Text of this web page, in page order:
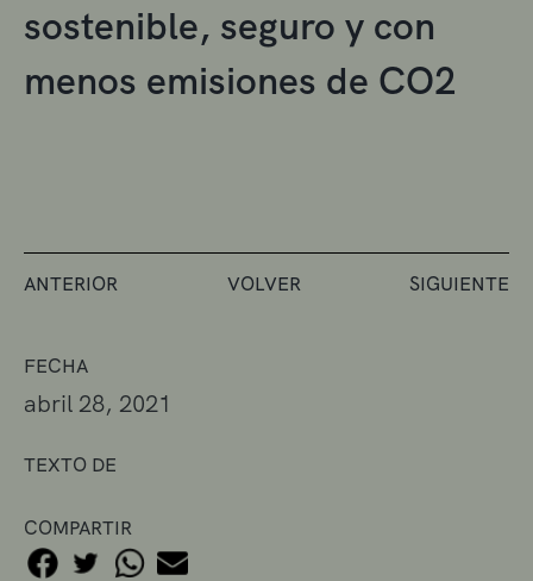
FECHA
abril 28, 2021
TEXTO DE
COMPARTIR
sostenible, seguro y con
menos emisiones de CO2
ANTERIOR VOLVER SIGUIENTE